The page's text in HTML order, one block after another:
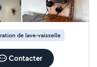
de lave-vaisselle
Contacter